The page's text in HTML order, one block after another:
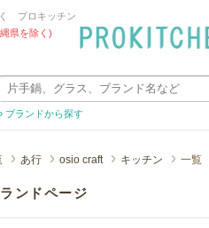
く プロキッチン
県を除く)
ブランドから探す
あ行 osio craft キッチン 一覧
ンドページ